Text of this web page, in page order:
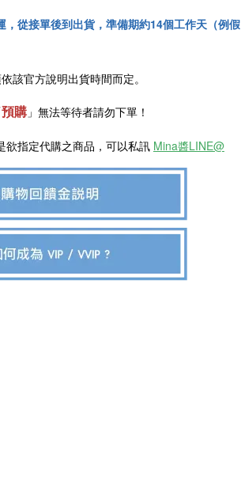
，從接單後到出貨，準備期約14個工作天（例假
該官方說明出貨時間而定。
預購 」無法等待者請勿下單！
欲指定代購之商品，可以私訊 Mina醬LINE@